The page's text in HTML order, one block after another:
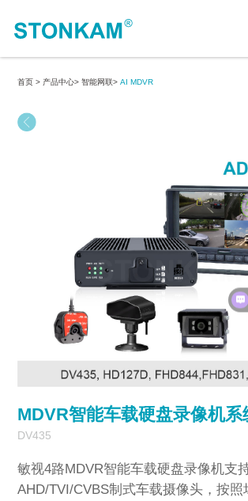
首页 > 产品中心> 智能网联> AI MDVR
MDVR智能车载硬盘录像机系
DV435
敏视4路MDVR智能车载硬盘录像机支
AHD/TVI/CVBS制式车载摄像头，按照